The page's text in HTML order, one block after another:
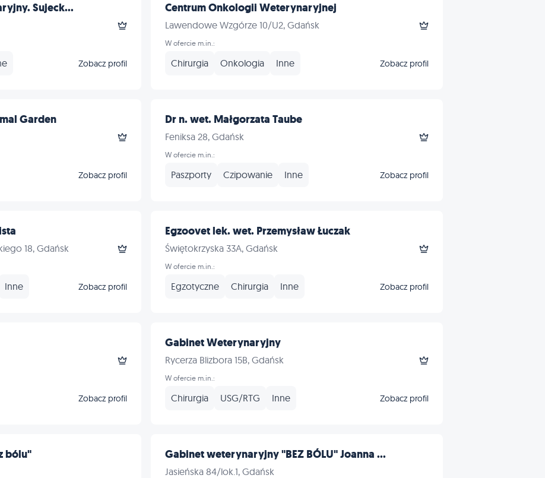
Sujeck...
Zobacz profil
Centrum Onkologii Weterynaryjnej
Lawendowe Wzgórze 10/U2, Gdańsk
W ofercie m.in.:
Chirurgia Onkologia Inne Zobacz profil
Garden
Zobacz profil
Dr n. wet. Małgorzata Taube
Feniksa 28, Gdańsk
W ofercie m.in.:
Paszporty Czipowanie Inne Zobacz profil
18, Gdańsk
Inne Zobacz profil
Egzoovet lek. wet. Przemysław Łuczak
Świętokrzyska 33A, Gdańsk
W ofercie m.in.:
Egzotyczne Chirurgia Inne Zobacz profil
Zobacz profil
Gabinet Weterynaryjny
Rycerza Blizbora 15B, Gdańsk
W ofercie m.in.:
Chirurgia USG/RTG Inne Zobacz profil
bólu" Gabinet weterynaryjny "BEZ BÓLU" Joanna ...
Jasieńska 84/lok.1, Gdańsk